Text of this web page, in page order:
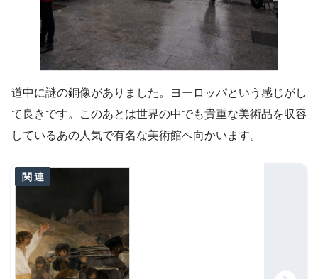
道中に謎の銅像がありました。ヨーロッパという感じがし
て良きです。このあとは世界の中でも貴重な美術品を収容
しているあの人気で有名な美術館へ向かいます。